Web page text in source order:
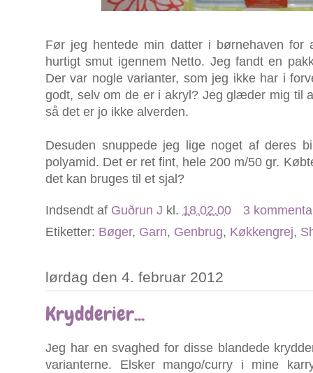
Før jeg hentede min datter i børnehaven
hurtigt smut igennem Netto. Jeg fandt en
Der var nogle varianter, som jeg ikke har i
godt, selv om de er i akryl? Jeg glæder mig til
så det er jo ikke alverden.
Desuden snuppede jeg lige noget af deres
polyamid. Det er ret fint, hele 200 m/50 gr.
det kan bruges til et sjal?
Indsendt af Guðrun J kl. 18.02.00
3
Etiketter: Bøger, Garn, Genbrug, Køkkengrej,
lørdag den 4. februar 2012
Krydderier...
Jeg har en svaghed for disse blandede
varianterne. Elsker mango/curry i mine